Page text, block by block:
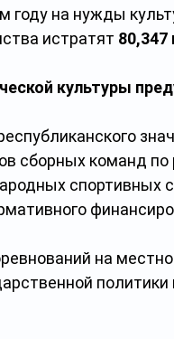
на нужды
истратят 80,347
культуры
сборных команд
спортивных
на